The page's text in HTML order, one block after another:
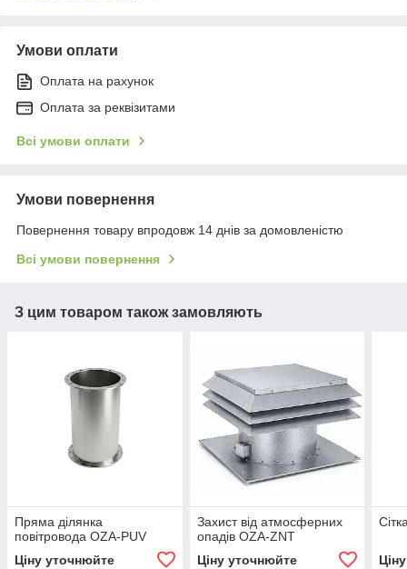
Умови оплати
Оплата на рахунок
Оплата за реквізитами
Всі умови оплати
Умови повернення
Повернення товару впродовж 14 днів за домовленістю
Всі умови повернення
З цим товаром також замовляють
Пряма ділянка
повітровода OZA-PUV
Ціну уточнюйте
Захист від атмосферних
опадів OZA-ZNT
Ціну уточнюйте